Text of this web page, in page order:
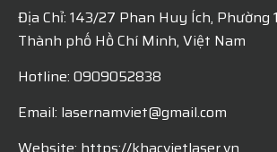
Địa Chỉ: 143/27 Phan Huy Ích, Phường
Thành phố Hồ Chí Minh, Việt Nam
Hotline: 0909052838
Email: lasernamviet@gmail.com